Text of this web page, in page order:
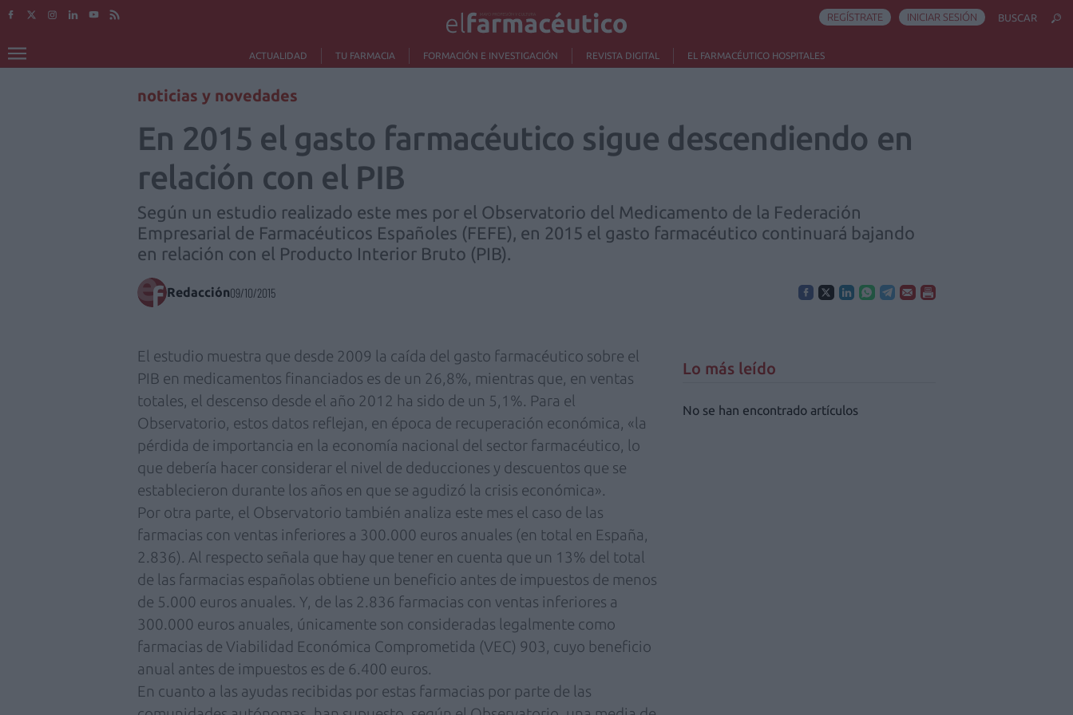
ACTUALIDAD TU FARMACIA FORMACIÓN E INVESTIGACIÓN REVISTA DIGITAL EL FARMACÉUTICO HOSPITALES
REGÍSTRATE INICIAR SESIÓN BUSCAR
noticias y novedades
En 2015 el gasto farmacéutico sigue descendiendo en
relación con el PIB
Según un estudio realizado este mes por el Observatorio del Medicamento de la Federación
Empresarial de Farmacéuticos Españoles (FEFE), en 2015 el gasto farmacéutico continuará bajando
en relación con el Producto Interior Bruto (PIB).
Redacción09/10/2015
El estudio muestra que desde 2009 la caída del gasto farmacéutico sobre el
PIB en medicamentos financiados es de un 26,8%, mientras que, en ventas
totales, el descenso desde el año 2012 ha sido de un 5,1%. Para el
Observatorio, estos datos reflejan, en época de recuperación económica, «la
pérdida de importancia en la economía nacional del sector farmacéutico, lo
que debería hacer considerar el nivel de deducciones y descuentos que se
establecieron durante los años en que se agudizó la crisis económica».
Por otra parte, el Observatorio también analiza este mes el caso de las
farmacias con ventas inferiores a 300.000 euros anuales (en total en España,
2.836). Al respecto señala que hay que tener en cuenta que un 13% del total
de las farmacias españolas obtiene un beneficio antes de impuestos de menos
de 5.000 euros anuales. Y, de las 2.836 farmacias con ventas inferiores a
300.000 euros anuales, únicamente son consideradas legalmente como
farmacias de Viabilidad Económica Comprometida (VEC) 903, cuyo beneficio
anual antes de impuestos es de 6.400 euros.
En cuanto a las ayudas recibidas por estas farmacias por parte de las
Lo más leído
No se han encontrado artículos